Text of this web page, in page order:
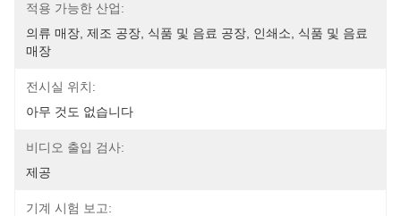
적용 가능한 산업:
의류 매장, 제조 공장, 식품 및 음료 공장, 인쇄소, 식품 및 음료
매장
전시실 위치:
아무 것도 없습니다
비디오 출입 검사:
제공
기계 시험 보고: